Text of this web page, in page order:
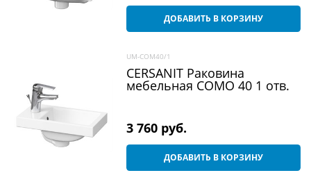
ДОБАВИТЬ В КОРЗИНУ
UM-COM40/1
CERSANIT Раковина
мебельная COMO 40 1 отв.
3 760 руб.
ДОБАВИТЬ В КОРЗИНУ